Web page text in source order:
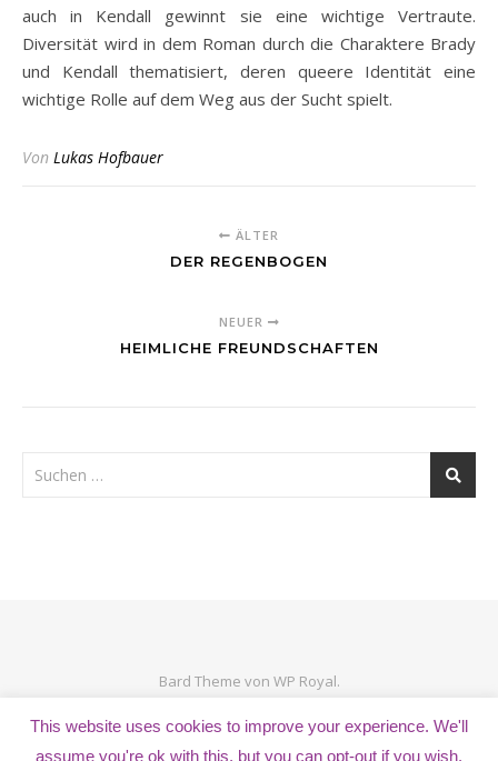
auch in Kendall gewinnt sie eine wichtige Vertraute.
Diversität wird in dem Roman durch die Charaktere Brady
und Kendall thematisiert, deren queere Identität eine
wichtige Rolle auf dem Weg aus der Sucht spielt.
Von Lukas Hofbauer
ÄLTER
DER REGENBOGEN
NEUER
HEIMLICHE FREUNDSCHAFTEN
Bard Theme von WP Royal.
This website uses cookies to improve your experience. We'll
assume you're ok with this, but you can opt-out if you wish.